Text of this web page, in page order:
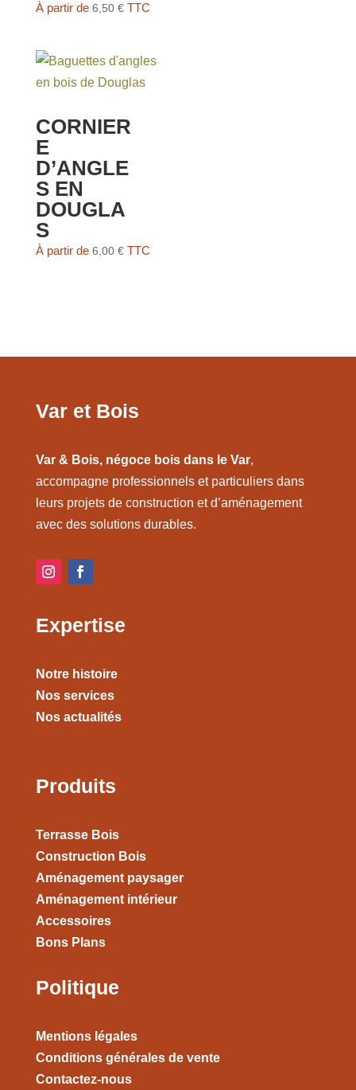
À partir de 6,50 € TTC
CORNIER
E
D’ANGLE
S EN
DOUGLA
S
À partir de 6,00 € TTC
Var et Bois
Var & Bois, négoce bois dans le Var,
accompagne professionnels et particuliers dans
leurs projets de construction et d’aménagement
avec des solutions durables.
Expertise
Notre histoire
Nos services
Nos actualités
Produits
Terrasse Bois
Construction Bois
Aménagement paysager
Aménagement intérieur
Accessoires
Bons Plans
Politique
Mentions légales
Conditions générales de vente
Contactez-nous